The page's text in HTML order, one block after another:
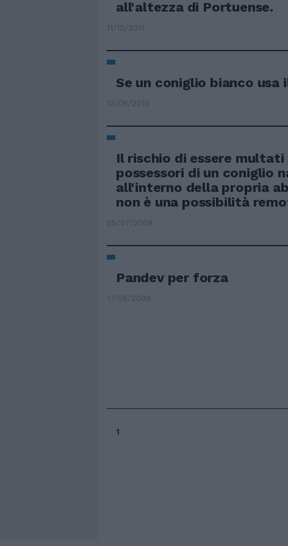
all'altezza di Portuense.
11/12/2011
Se un coniglio bianco
13/06/2010
Il rischio di essere multati
possessori di un coniglio
all'interno della propria
non è una possibilità
05/07/2009
Pandev per forza
17/05/2009
1